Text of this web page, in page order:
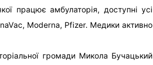
працює амбулаторія, доступні усі
Moderna, Pfizer. Медики активно
громади Микола Бучацький